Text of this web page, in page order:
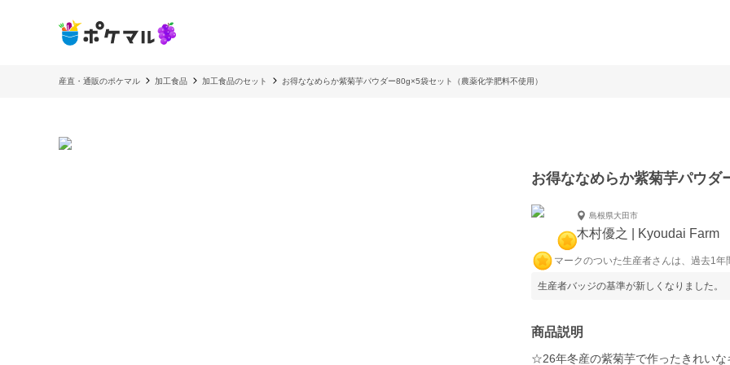
産直・通販のポケマル 加工食品 加工食品のセット お得ななめらか紫菊芋パウダー80g×5袋セット（農薬化学肥料不使用）
お得ななめらか紫菊芋パウ
島根県大田市
木村優之 | Kyoudai Farm
マークのついた生産者さんは、過去1
生産者バッジの基準が新しくなりました。
商品説明
☆26年冬産の紫菊芋で作ったきれい